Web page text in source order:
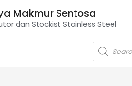
Makmur Sentosa
dan Stockist Stainless Steel